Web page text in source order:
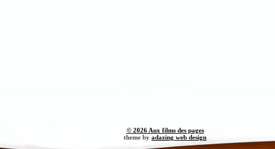
© 2026 Aux films des pages
theme by adazing web design